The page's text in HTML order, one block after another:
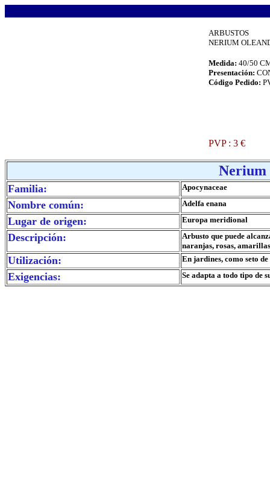
ARBUSTOS
NERIUM
Medida: 40/50
Presentación:
Código Pedido:
PVP : 3 €
Nerium
Familia: Apocynaceae
Nombre común: Adelfa enana
Lugar de origen: Europa meridional
Descripción:
Arbusto que puede
naranjas, rosas,
Utilización: En jardines, como seto
Exigencias: Se adapta a todo tipo de